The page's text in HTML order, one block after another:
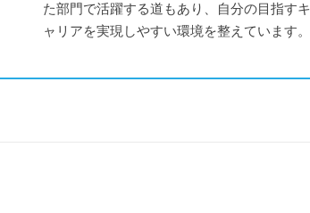
た部門で活躍する道もあり、自分の目指すキ
ャリアを実現しやすい環境を整えています。